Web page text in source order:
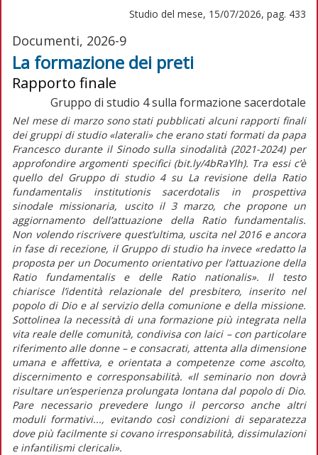
Studio del mese, 15/07/2026, pag. 433
Documenti, 2026-9
La formazione dei preti
Rapporto finale
Gruppo di studio 4 sulla formazione sacerdotale
Nel mese di marzo sono stati pubblicati alcuni rapporti finali
dei gruppi di studio «laterali» che erano stati formati da papa
Francesco durante il Sinodo sulla sinodalità (2021-2024) per
approfondire argomenti specifici (bit.ly/4bRaYlh). Tra essi c’è
quello del Gruppo di studio 4 su La revisione della Ratio
fundamentalis institutionis sacerdotalisin prospettiva
sinodale missionaria, uscito il 3 marzo, che propone un
aggiornamento dell’attuazione della Ratio fundamentalis.
Non volendo riscrivere quest’ultima, uscita nel 2016 e ancora
in fase di recezione, il Gruppo di studio ha invece «redatto la
proposta per un Documento orientativo per l’attuazione della
Ratio fundamentalise delle Ratio nationalis». Il testo
chiarisce l’identità relazionale del presbitero, inserito nel
popolo di Dio e al servizio della comunione e della missione.
Sottolinea la necessità di una formazione più integrata nella
vita reale delle comunità, condivisa con laici – con particolare
riferimento alle donne – e consacrati, attenta alla dimensione
umana e affettiva, e orientata a competenze come ascolto,
discernimento e corresponsabilità. «Il seminario non dovrà
risultare un’esperienza prolungata lontana dal popolo di Dio.
Pare necessario prevedere lungo il percorso anche altri
moduli formativi..., evitando così condizioni di separatezza
dove più facilmente si covano irresponsabilità, dissimulazioni
e infantilismi clericali».